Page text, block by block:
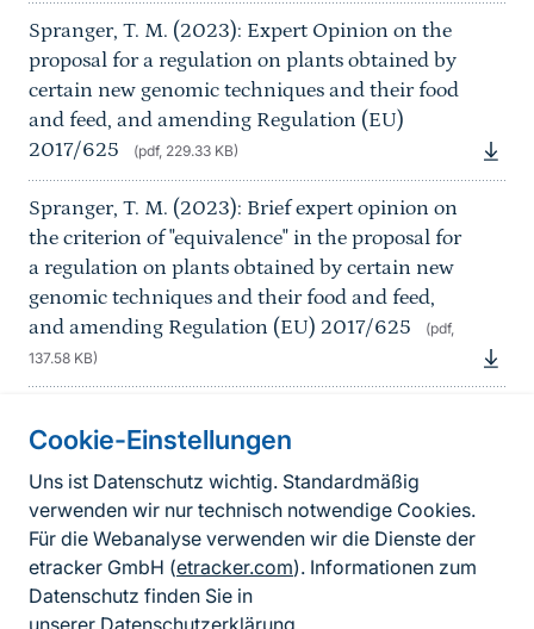
Cookie-Einstellungen
Uns ist Datenschutz wichtig. Standardmäßig
verwenden wir nur technisch notwendige Cookies.
Für die Webanalyse verwenden wir die Dienste der
etracker GmbH (etracker.com). Informationen zum
Datenschutz finden Sie in
unserer Datenschutzerklärung
Spranger, T. M. (2023): Expert Opinion on the
proposal for a regulation on plants obtained by
certain new genomic techniques and their food
and feed, and amending Regulation (EU)
2017/625
(pdf, 229.33 KB)
Spranger, T. M. (2023): Brief expert opinion on
the criterion of "equivalence" in the proposal for
a regulation on plants obtained by certain new
genomic techniques and their food and feed,
and amending Regulation (EU) 2017/625
(pdf,
137.58 KB)
Informationen zur Seite
FußzeileKontakt zum BfN
Kontaktformular
Erklärung zur Barrierefreiheit